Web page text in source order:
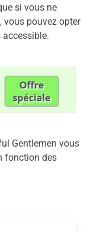
si vous ne
vous pouvez opter
Gentlemen vous
fonction des